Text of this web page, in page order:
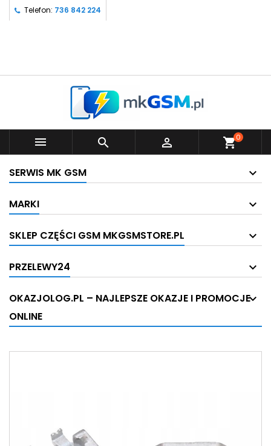
Telefon: 736 842 224
   shopping_cart0
SERWIS MK GSM
MARKI
SKLEP CZĘŚCI GSM MKGSMSTORE.PL
PRZELEWY24
OKAZJOLOG.PL – NAJLEPSZE OKAZJE I PROMOCJE
ONLINE